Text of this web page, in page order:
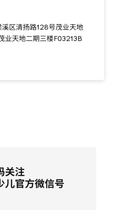
区清扬路128号茂业天地
业天地二期三楼F03213B
关注
儿官方微信号